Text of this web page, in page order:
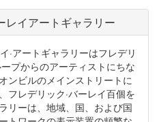
レイアートギャラリー
·アートギャラリーはフレデリ
プからのアーティストにちな
ンビルのメインストリートに
フレデリック·バーレイ百個を
リーは、地域、国、および国